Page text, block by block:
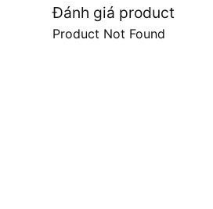
Đánh giá product
Product Not Found